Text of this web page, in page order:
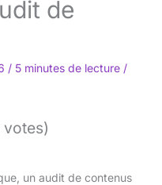
de
/ 5 minutes de lecture /
un audit de contenus